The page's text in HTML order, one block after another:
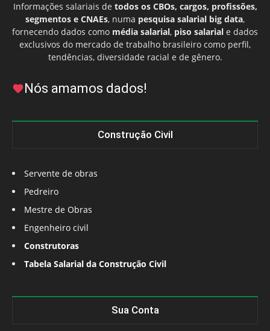
Informações salariais de todos os CBOs, cargos, profissões,
segmentos e CNAEs, numa pesquisa salarial big data,
fornecendo dados como média salarial, piso salarial e dados
exclusivos do mercado de trabalho brasileiro como perfil,
tendências, diversidade racial e de gênero.
Nós amamos dados!
Construção Civil
Servente de obras
Pedreiro
Mestre de Obras
Engenheiro civil
Construtoras
Tabela Salarial da Construção Civil
Sua Conta